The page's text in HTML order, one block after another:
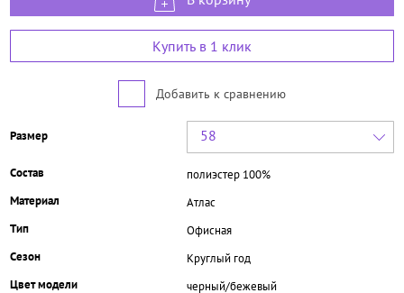
Купить в 1 клик
Добавить к сравнению
Размер 58
Состав
полиэстер 100%
Материал
Атлас
Тип
Офисная
Сезон
Круглый год
Цвет модели
черный/бежевый